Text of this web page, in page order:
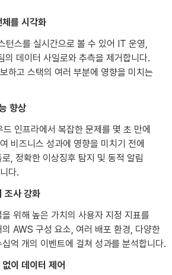
를 시각화
턴스를 실시간으로 볼 수 있어 IT 운영,
데이터 사일로와 추측을 제거합니다.
하고 스택의 여러 부분에 영향을 미치는
향상
인프라에서 복잡한 문제를 몇 초 만에
비즈니스 성과에 영향을 미치기 전에
, 정확한 이상징후 탐지 및 동적 알림
다.
조사 강화
위해 높은 가치의 사용자 지정 지표를
AWS 구성 요소, 여러 배포 환경, 다양한
억 개의 이벤트에 걸쳐 성과를 분석합니다.
이 데이터 제어